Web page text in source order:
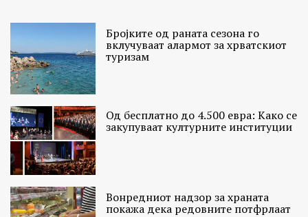
Бројките од раната сезона го
вклучуваат алармот за хрватскиот
туризам
Од бесплатно до 4.500 евра: Како се
закупуваат културните институции
Вонредниот надзор за храната
покажа дека редовните потфрлаат